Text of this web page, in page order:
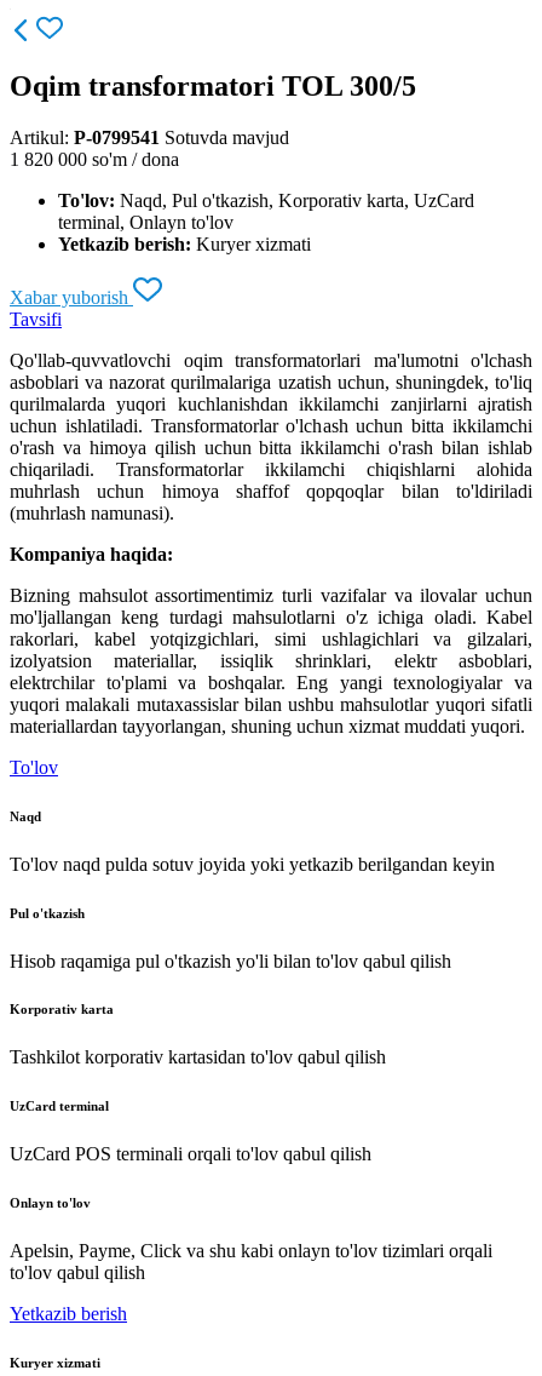
Oqim transformatori TOL 300/5
Artikul: P-0799541 Sotuvda mavjud
1 820 000 so'm / dona
To'lov: Naqd, Pul o'tkazish, Korporativ karta, UzCard
terminal, Onlayn to'lov
Yetkazib berish: Kuryer xizmati
Xabar yuborish
Tavsifi
Qo'llab-quvvatlovchi oqim transformatorlari ma'lumotni o'lchash
asboblari va nazorat qurilmalariga uzatish uchun, shuningdek, to'liq
qurilmalarda yuqori kuchlanishdan ikkilamchi zanjirlarni ajratish
uchun ishlatiladi. Transformatorlar o'lchash uchun bitta ikkilamchi
o'rash va himoya qilish uchun bitta ikkilamchi o'rash bilan ishlab
chiqariladi. Transformatorlar ikkilamchi chiqishlarni alohida
muhrlash uchun himoya shaffof qopqoqlar bilan to'ldiriladi
(muhrlash namunasi).
Kompaniya haqida:
Bizning mahsulot assortimentimiz turli vazifalar va ilovalar uchun
mo'ljallangan keng turdagi mahsulotlarni o'z ichiga oladi. Kabel
rakorlari, kabel yotqizgichlari, simi ushlagichlari va gilzalari,
izolyatsion materiallar, issiqlik shrinklari, elektr asboblari,
elektrchilar to'plami va boshqalar. Eng yangi texnologiyalar va
yuqori malakali mutaxassislar bilan ushbu mahsulotlar yuqori sifatli
materiallardan tayyorlangan, shuning uchun xizmat muddati yuqori.
To'lov
Naqd
To'lov naqd pulda sotuv joyida yoki yetkazib berilgandan keyin
Pul o'tkazish
Hisob raqamiga pul o'tkazish yo'li bilan to'lov qabul qilish
Korporativ karta
Tashkilot korporativ kartasidan to'lov qabul qilish
UzCard terminal
UzCard POS terminali orqali to'lov qabul qilish
Onlayn to'lov
Apelsin, Payme, Click va shu kabi onlayn to'lov tizimlari orqali
to'lov qabul qilish
Yetkazib berish
Kuryer xizmati